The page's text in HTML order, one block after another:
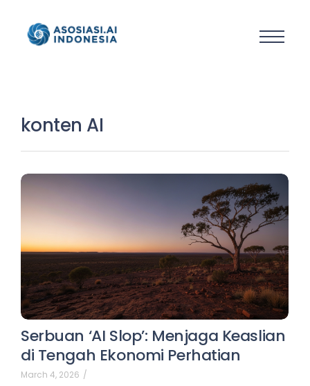
konten AI
Serbuan ‘AI Slop’: Menjaga Keaslian
di Tengah Ekonomi Perhatian
March 4, 2026 /